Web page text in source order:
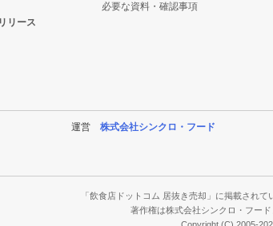
の居抜き売却物件の案件一覧
の居抜き売却物件の案件一覧
飲食店の居抜き売却物件の案件一覧
居抜き売却物件の案件一覧
抜き売却物件の案件一覧
抜き売却物件の案件一覧
居抜き売却物件の案件一覧
リース
必要な資料・確認事項
運営 株式会社シンクロ・フード
「飲食店ドットコム 居抜き売却」に掲載され
著作権は株式会社シンクロ・フー